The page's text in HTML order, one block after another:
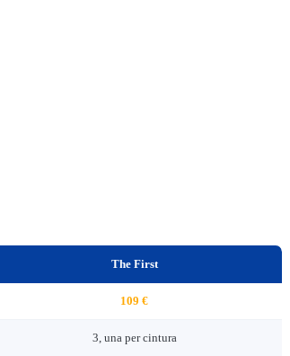
The First
109 €
3, una per cintura